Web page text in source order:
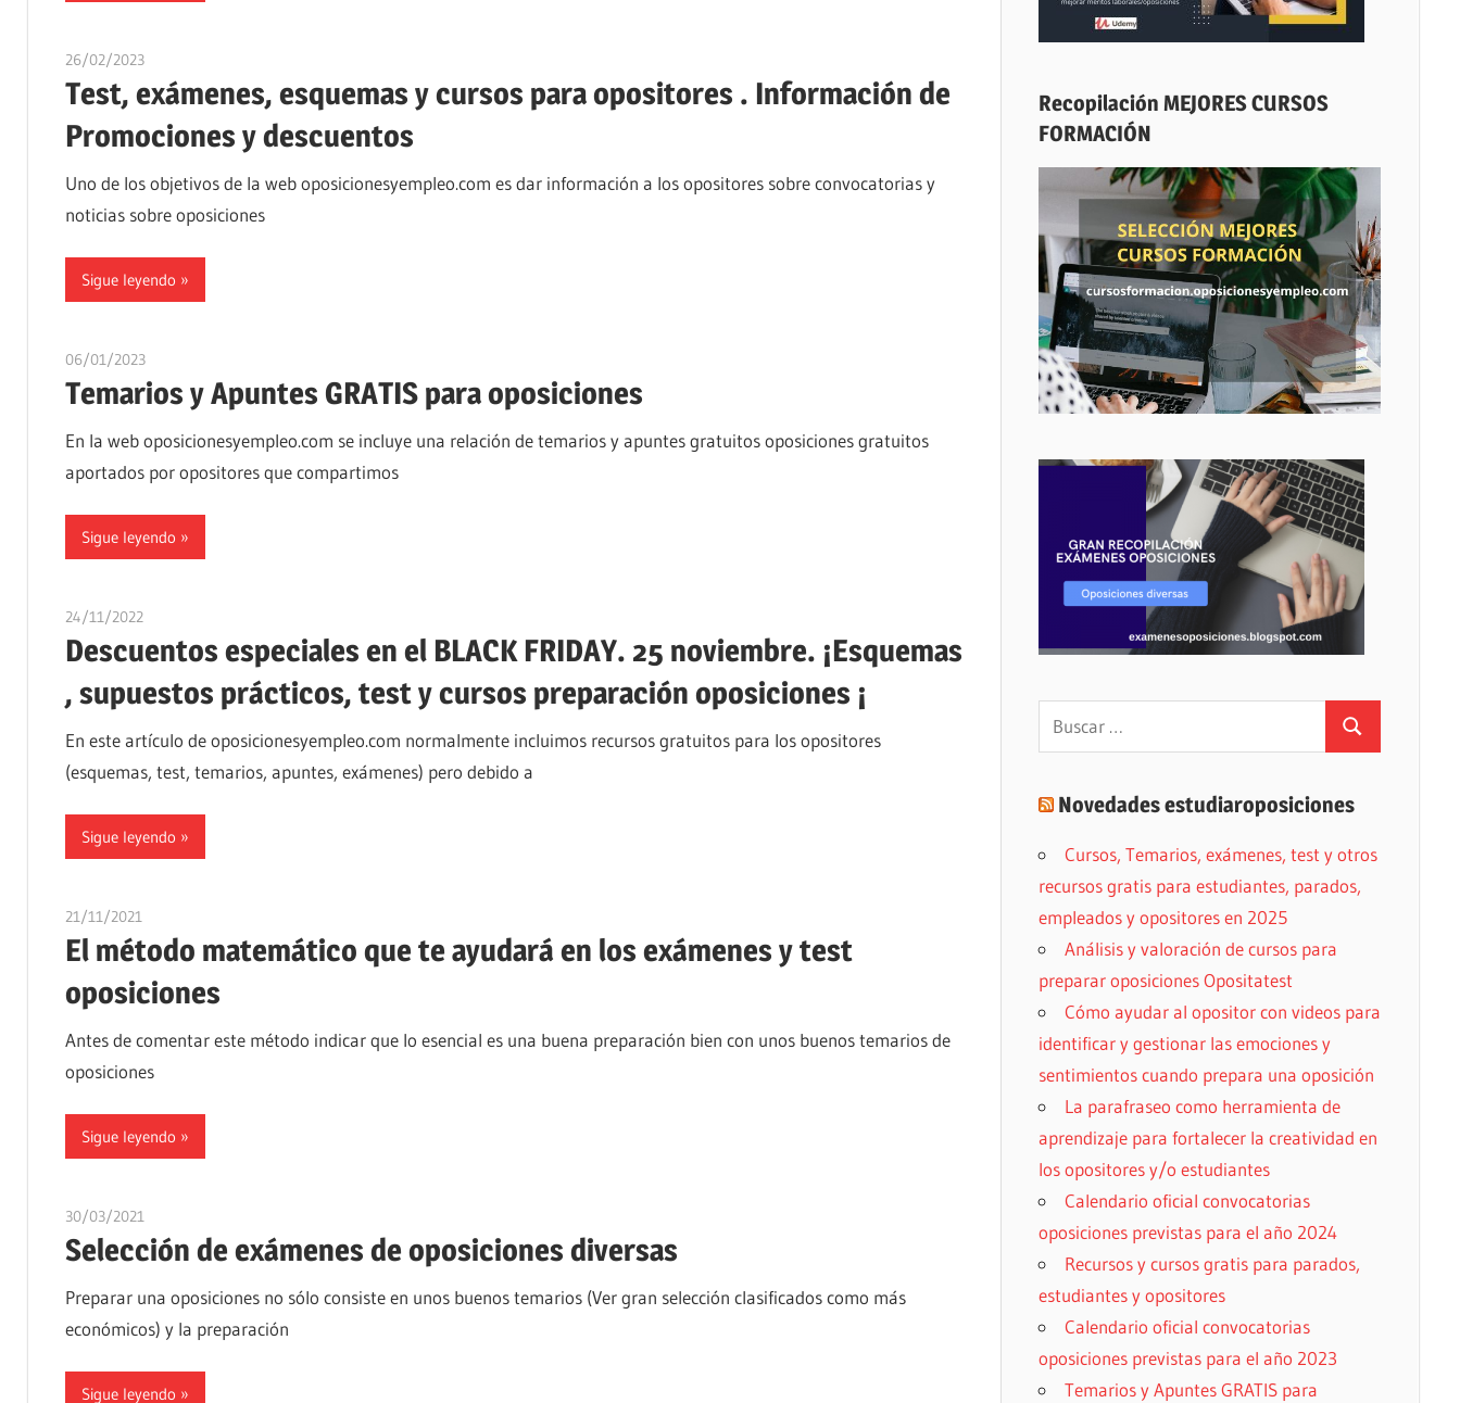
26/02/2023oposicionesyempleo
Test, exámenes, esquemas y cursos para opositores . Información de
Promociones y descuentos
Uno de los objetivos de la web oposicionesyempleo.com es dar información a los opositores sobre convocatorias y
noticias sobre oposiciones
Sigue leyendo
06/01/2023oposicionesyempleo
Temarios y Apuntes GRATIS para oposiciones
En la web oposicionesyempleo.com se incluye una relación de temarios y apuntes gratuitos oposiciones gratuitos
aportados por opositores que compartimos
Sigue leyendo
24/11/2022oposicionesyempleo
Descuentos especiales en el BLACK FRIDAY. 25 noviembre. ¡Esquemas
, supuestos prácticos, test y cursos preparación oposiciones ¡
En este artículo de oposicionesyempleo.com normalmente incluimos recursos gratuitos para los opositores
(esquemas, test, temarios, apuntes, exámenes) pero debido a
Sigue leyendo
21/11/2021oposicionesyempleo
El método matemático que te ayudará en los exámenes y test
oposiciones
Antes de comentar este método indicar que lo esencial es una buena preparación bien con unos buenos temarios de
oposiciones
Sigue leyendo
30/03/2021oposicionesyempleo
Selección de exámenes de oposiciones diversas
Preparar una oposiciones no sólo consiste en unos buenos temarios (Ver gran selección clasificados como más
económicos) y la preparación
Sigue leyendo
Recopilación MEJORES CURSOS
FORMACIÓN
Buscar:
Buscar
Novedades estudiaroposiciones
Cursos, Temarios, exámenes, test y otros
recursos gratis para estudiantes, parados,
empleados y opositores en 2025
Análisis y valoración de cursos para
preparar oposiciones Opositatest
Cómo ayudar al opositor con videos para
identificar y gestionar las emociones y
sentimientos cuando prepara una oposición
La parafraseo como herramienta de
aprendizaje para fortalecer la creatividad en
los opositores y/o estudiantes
Calendario oficial convocatorias
oposiciones previstas para el año 2024
Recursos y cursos gratis para parados,
estudiantes y opositores
Calendario oficial convocatorias
oposiciones previstas para el año 2023
Temarios y Apuntes GRATIS para